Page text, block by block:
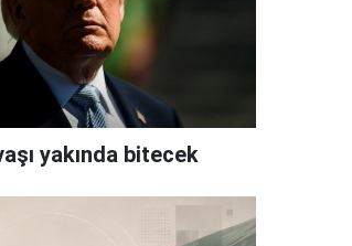
yakında bitecek